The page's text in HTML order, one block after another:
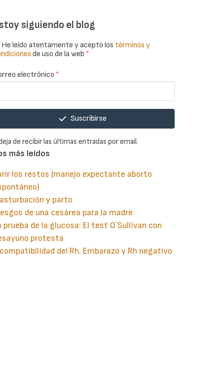
siguiendo el blog
He leído atentamente y acepto los términos y
de uso de la web *
electrónico *
Suscribirse
de recibir las últimas entradas por email.
más leidos
los restos (manejo expectante aborto
y parto
de una cesárea para la madre
prueba de la glucosa: El test O´Sullivan con
protesta
del Rh. Embarazo y Rh negativo